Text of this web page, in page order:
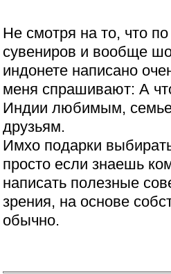
Не смотря на то, что
сувениров и вообще
индонете написано
меня спрашивают: А
Индии любимым,
друзьям.
Имхо подарки
просто если знаешь
написать полезные
зрения, на основе
обычно.